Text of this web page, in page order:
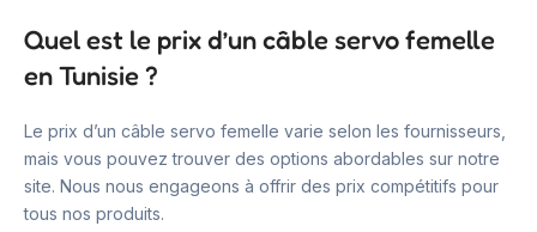
Quel est le prix d’un câble servo femelle
en Tunisie ?
Le prix d’un câble servo femelle varie selon les fournisseurs,
mais vous pouvez trouver des options abordables sur notre
site. Nous nous engageons à offrir des prix compétitifs pour
tous nos produits.